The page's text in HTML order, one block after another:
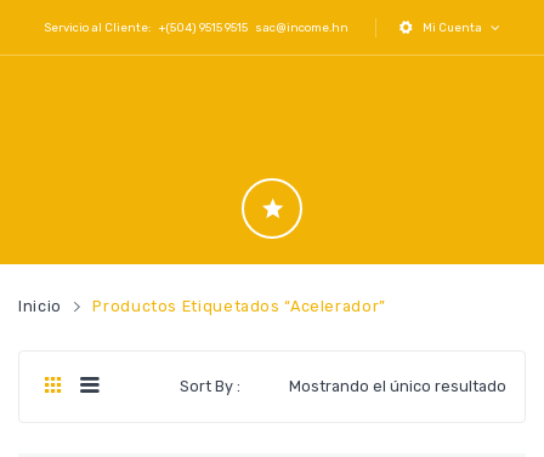
Servicio al Cliente: +(504) 9515 9515 sac@income.hn Mi Cuenta
Inicio Productos Etiquetados “acelerador”
Mostrando el único resultado
Sort By :